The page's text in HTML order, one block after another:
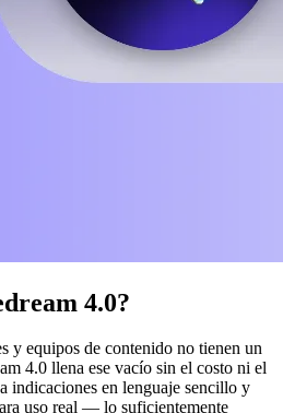
4.0?
y equipos de contenido no tienen un
4.0 llena ese vacío sin el costo ni el
indicaciones en lenguaje sencillo y
uso real — lo suficientemente